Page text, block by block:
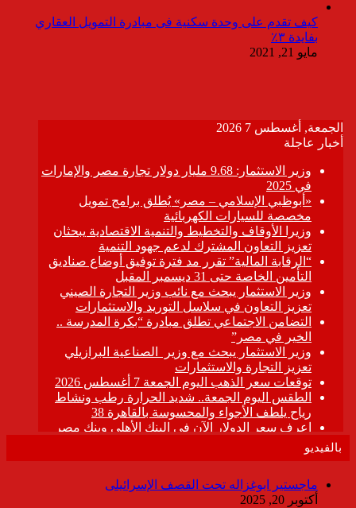
كيف تقدم على وحدة سكنية فى مبادرة التمويل العقاري
بفايدة ٣٪
مايو 21, 2021
بالفيديو
ماجستير ابوغزاله تحت القصف الإسرائيلى
أكتوبر 20, 2025